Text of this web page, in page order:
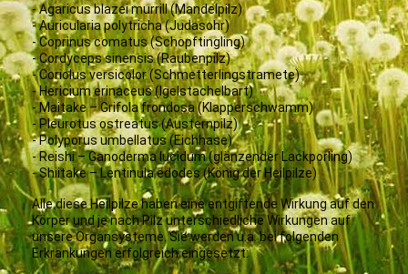
- Agaricus blazei murrill (Mandelpilz)
- Auricularia polytricha (Judasohr)
- Coprinus comatus (Schopftingling)
- Cordyceps sinensis (Raubenpilz)
- Coriolus versicolor (Schmetterlingstramete)
- Hericium erinaceus (Igelstachelbart)
- Maitake – Grifola frondosa (Klapperschwamm)
- Pleurotus ostreatus (Austernpilz)
- Polyporus umbellatus (Eichhase)
- Reishi – Ganoderma lucidum (glänzender Lackporling)
- Shiitake – Lentinula edodes (König der Heilpilze)
Alle diese Heilpilze haben eine entgiftende Wirkung auf den
Körper und je nach Pilz unterschiedliche Wirkungen auf
unsere Organsysteme. Sie werden u.a. bei folgenden
Erkrankungen erfolgreich eingesetzt: